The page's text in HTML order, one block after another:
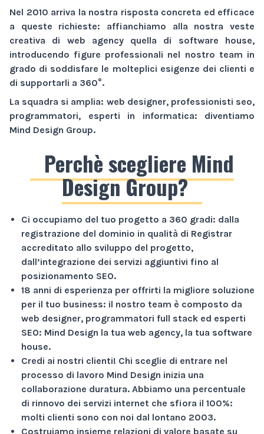
Nel 2010 arriva la nostra risposta concreta ed efficace
a queste richieste: affianchiamo alla nostra veste
creativa di web agencyquella di software house,
introducendo figure professionali nel nostro team in
grado di soddisfare le molteplici esigenze dei clienti e
di supportarli a 360°.
La squadra si amplia: web designer, professionisti seo,
programmatori, esperti in informatica: diventiamo
Mind Design Group.
Perchè scegliere Mind
Design Group?
Ci occupiamo del tuo progetto a 360 gradi: dalla
registrazione del dominio in qualità di Registrar
accreditato allo sviluppo del progetto,
dall’integrazione dei servizi aggiuntivi fino al
posizionamento SEO.
18 anni di esperienza per offrirti la migliore soluzione
per il tuo business: il nostro team è composto da
web designer, programmatori full stack ed esperti
SEO: Mind Design la tua web agency, la tua software
house.
Credi ai nostri clienti! Chi sceglie di entrare nel
processo di lavoro Mind Design inizia una
collaborazione duratura. Abbiamo una percentuale
di rinnovo dei servizi internet che sfiora il 100%:
molti clienti sono con noi dal lontano 2003.
Costruiamo insieme relazioni di valore basate su